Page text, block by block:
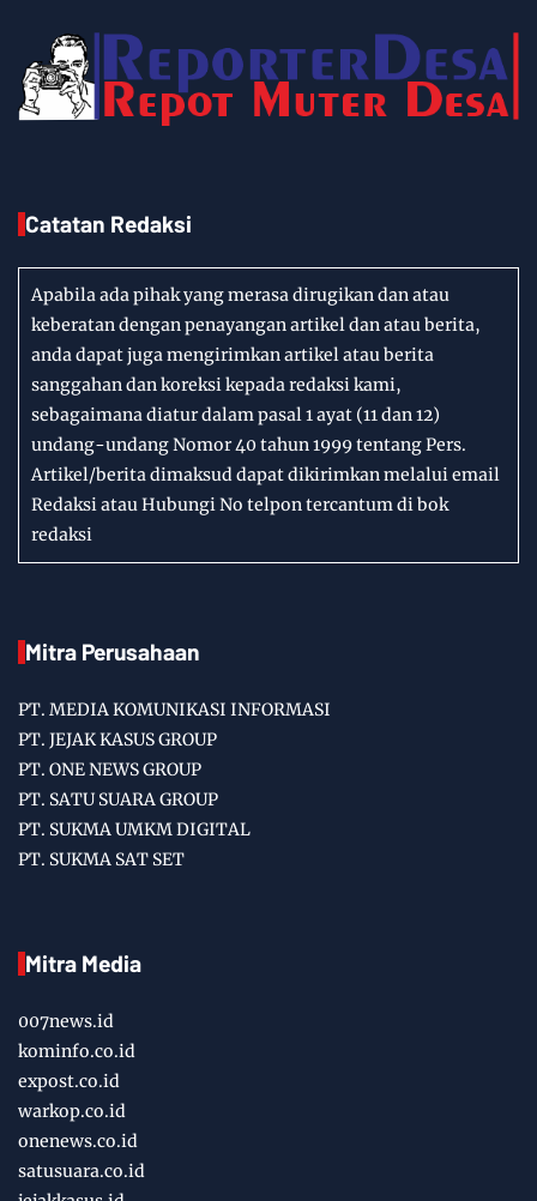
Catatan Redaksi
Apabila ada pihak yang merasa dirugikan dan atau
keberatan dengan penayangan artikel dan atau berita,
anda dapat juga mengirimkan artikel atau berita
sanggahan dan koreksi kepada redaksi kami,
sebagaimana diatur dalam pasal 1 ayat (11 dan 12)
undang-undang Nomor 40 tahun 1999 tentang Pers.
Artikel/berita dimaksud dapat dikirimkan melalui email
Redaksi atau Hubungi No telpon tercantum di bok
redaksi
Mitra Perusahaan
PT. MEDIA KOMUNIKASI INFORMASI
PT. JEJAK KASUS GROUP
PT. ONE NEWS GROUP
PT. SATU SUARA GROUP
PT. SUKMA UMKM DIGITAL
PT. SUKMA SAT SET
Mitra Media
007news.id
kominfo.co.id
expost.co.id
warkop.co.id
onenews.co.id
satusuara.co.id